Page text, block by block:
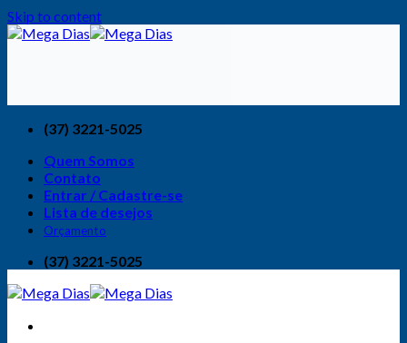
Skip to content
(37) 3221-5025
Quem Somos
Contato
Entrar / Cadastre-se
Lista de desejos
Orçamento
(37) 3221-5025